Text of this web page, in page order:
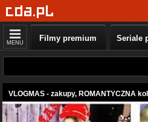
MENU Filmy premium Seriale
VLOGMAS - zakupy, ROMANTYCZNA